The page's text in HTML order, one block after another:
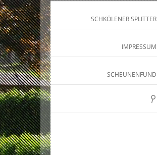
SCHKÖLENER SPLITTER
IMPRESSUM
SCHEUNENFUND